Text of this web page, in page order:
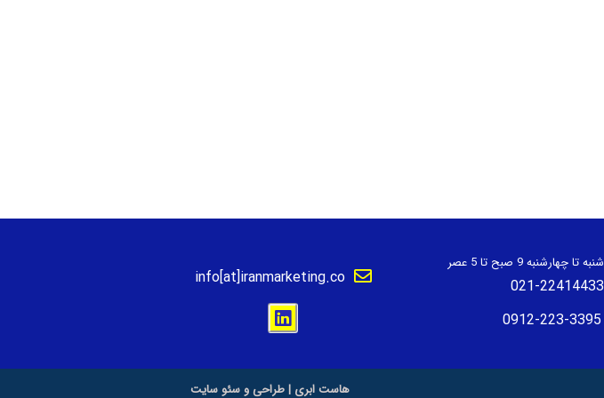
شنبه تا چهارشنبه 9 صبح تا 5 عصر
021-22414433
0912-223-3395
info[at]iranmarketing.co
هاست ابری |طراحی و سئو سایت